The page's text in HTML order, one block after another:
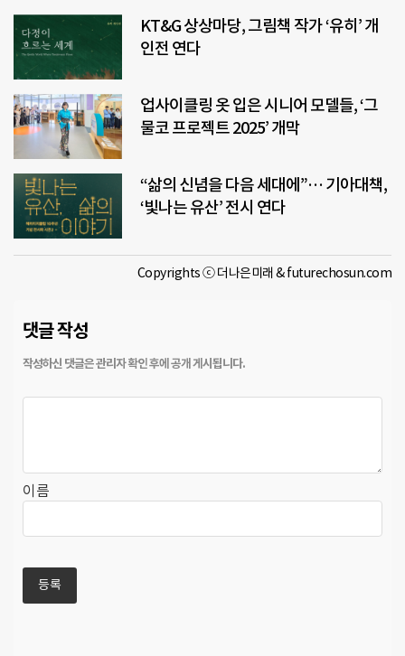
KT&G 상상마당, 그림책 작가 ‘유히’ 개
인전 연다
업사이클링 옷 입은 시니어 모델들, ‘그
물코 프로젝트 2025’ 개막
“삶의 신념을 다음 세대에”… 기아대책,
‘빛나는 유산’ 전시 연다
Copyrights ⓒ 더나은미래 & futurechosun.com
댓글 작성
이름